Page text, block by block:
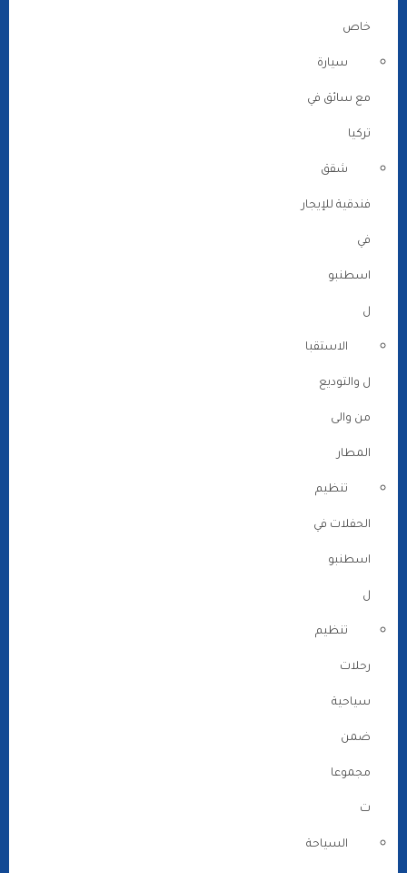
خاص
سيارة
مع سائق في
تركيا
شقق
فندقية للإيجار
في
اسطنبو
ل
الاستقبا
ل والتوديع
من والى
المطار
تنظيم
الحفلات في
اسطنبو
ل
تنظيم
رحلات
سياحية
ضمن
مجموعا
ت
السياحة